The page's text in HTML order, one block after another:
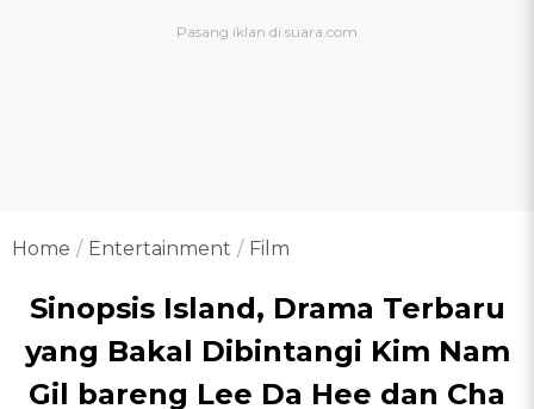
Home Entertainment Film
Sinopsis Island, Drama Terbaru
yang Bakal Dibintangi Kim Nam
Gil bareng Lee Da Hee dan Cha